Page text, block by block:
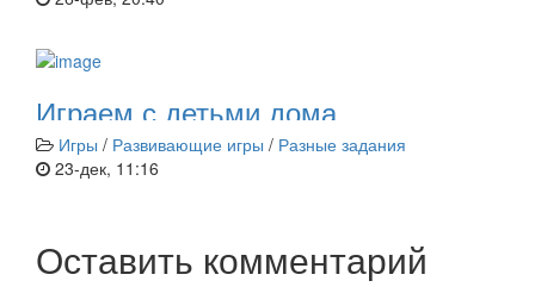
Играем с детьми дома
Игры / Развивающие игры / Разные задания
23-дек, 11:16
Оставить комментарий